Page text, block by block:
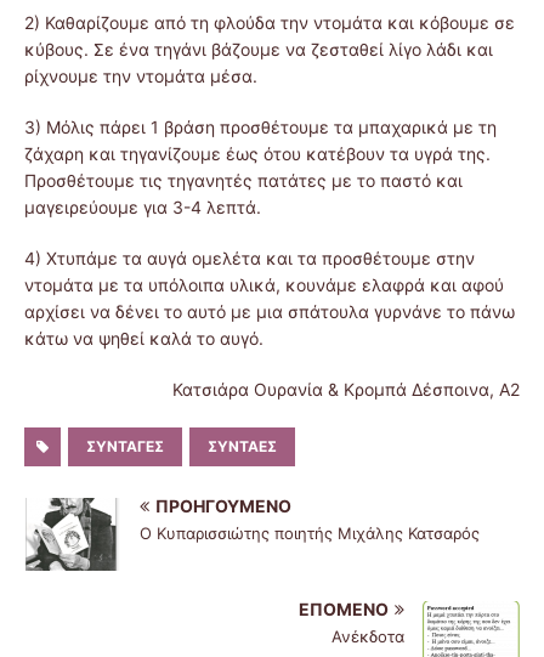
2) Καθαρίζουμε από τη φλούδα την ντομάτα και κόβουμε σε
κύβους. Σε ένα τηγάνι βάζουμε να ζεσταθεί λίγο λάδι και
ρίχνουμε την ντομάτα μέσα.
3) Μόλις πάρει 1 βράση προσθέτουμε τα μπαχαρικά με τη
ζάχαρη και τηγανίζουμε έως ότου κατέβουν τα υγρά της.
Προσθέτουμε τις τηγανητές πατάτες με το παστό και
μαγειρεύουμε για 3-4 λεπτά.
4) Χτυπάμε τα αυγά ομελέτα και τα προσθέτουμε στην
ντομάτα με τα υπόλοιπα υλικά, κουνάμε ελαφρά και αφού
αρχίσει να δένει το αυτό με μια σπάτουλα γυρνάνε το πάνω
κάτω να ψηθεί καλά το αυγό.
Κατσιάρα Ουρανία & Κρομπά Δέσποινα, Α2
ΣΥΝΤΑΓΈΣ ΣΥΝΤΑΈΣ
ΠΡΟΗΓΟΎΜΕΝΟ
Ο Κυπαρισσιώτης ποιητής Μιχάλης Κατσαρός
ΕΠΌΜΕΝΟ
Ανέκδοτα